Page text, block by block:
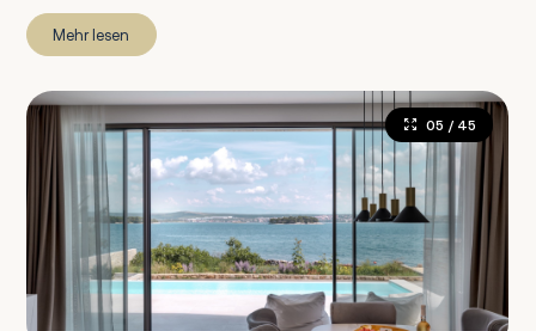
Mehr lesen
05 / 45